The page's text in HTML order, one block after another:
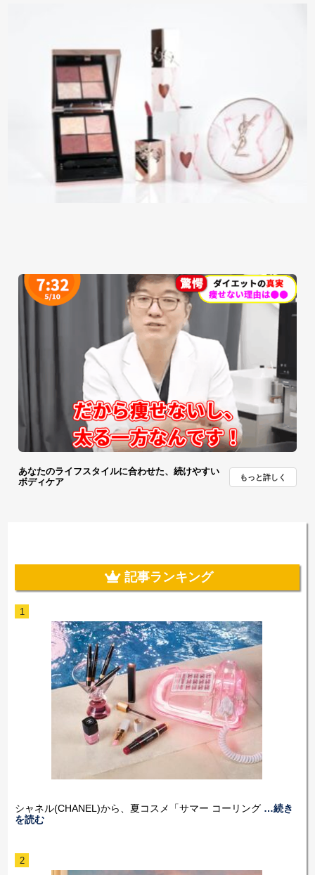
あなたのライフスタイルに合わせた、続けやすい
ボディケア
もっと詳しく
記事ランキング
1
シャネル(CHANEL)から、夏コスメ「サマー コーリング …続き
を読む
2